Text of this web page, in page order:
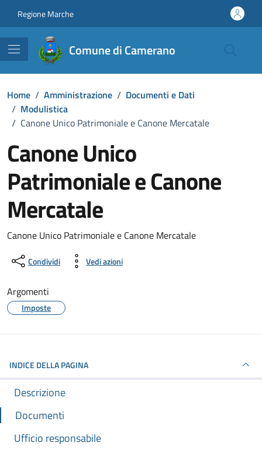
Regione Marche
Comune di Camerano
Home / Amministrazione / Documenti e Dati
/ Modulistica
/ Canone Unico Patrimoniale e Canone Mercatale
Canone Unico
Patrimoniale e Canone
Mercatale
Dettagli del documento
Canone Unico Patrimoniale e Canone Mercatale
Condividi Vedi azioni
Argomenti
Imposte
INDICE DELLA PAGINA
Descrizione
Documenti
Ufficio responsabile